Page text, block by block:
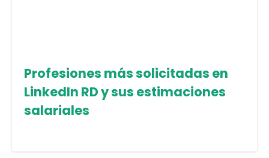
Profesiones más solicitadas en
LinkedIn RD y sus estimaciones
salariales